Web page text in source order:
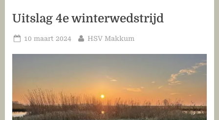
Uitslag 4e winterwedstrijd
Geplaatst
10 maart 2024 Door
HSV Makkum